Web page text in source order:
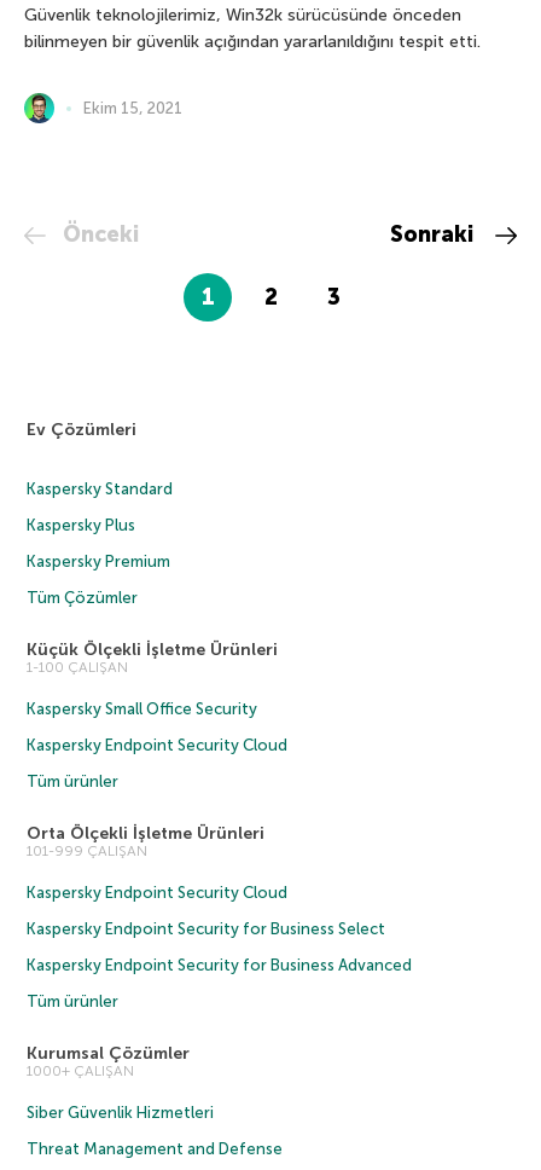
Güvenlik teknolojilerimiz, Win32k sürücüsünde önceden
bilinmeyen bir güvenlik açığından yararlanıldığını tespit etti.
Ekim 15, 2021
Önceki
1 2 3
Sonraki
Ev Çözümleri
Kaspersky Standard
Kaspersky Plus
Kaspersky Premium
Tüm Çözümler
Küçük Ölçekli İşletme Ürünleri
1-100 ÇALIŞAN
Kaspersky Small Office Security
Kaspersky Endpoint Security Cloud
Tüm ürünler
Orta Ölçekli İşletme Ürünleri
101-999 ÇALIŞAN
Kaspersky Endpoint Security Cloud
Kaspersky Endpoint Security for Business Select
Kaspersky Endpoint Security for Business Advanced
Tüm ürünler
Kurumsal Çözümler
1000+ ÇALIŞAN
Siber Güvenlik Hizmetleri
Threat Management and Defense